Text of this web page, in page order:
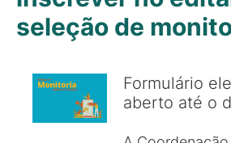
seleção de
Formulário
aberto até o